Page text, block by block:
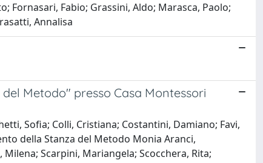
Fornasari, Fabio; Grassini, Aldo; Marasca, Paolo;
Annalisa
Metodo" presso Casa Montessori
Sofia; Colli, Cristiana; Costantini, Damiano; Favi,
della Stanza del Metodo Monia Aranci,
Scarpini, Mariangela; Scocchera, Rita;